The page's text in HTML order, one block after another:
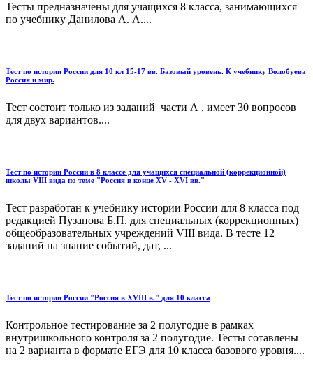
Тесты предназначены для учащихся 8 класса, занимающихся
по учебнику Данилова А. А....
Тест по истории России для 10 кл 15-17 вв. Базовый уровень. К учебнику Волобуева
Россия и мир.
Тест состоит только из заданий части А , имеет 30 вопросов
для двух вариантов....
Тест по истории России в 8 классе для учащихся специальной (коррекционной)
школы VIII вида по теме "Россия в конце XV - XVI вв."
Тест разработан к учебнику истории России для 8 класса под
редакцией Пузанова Б.П. для специальных (коррекционных)
общеобразовательных учреждений VIII вида. В тесте 12
заданий на знание событий, дат, ...
Тест по истории России "Россия в XVIII в." для 10 класса
Контрольное тестирование за 2 полугодие в рамках
внутришкольного контроля за 2 полугодие. Тесты сотавлены
на 2 варианта в формате ЕГЭ для 10 класса базового уровня....